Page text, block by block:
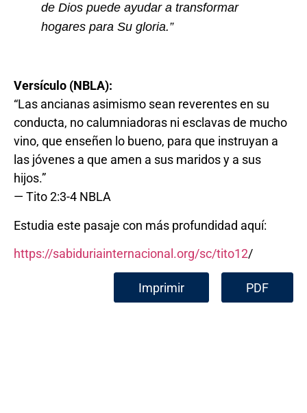
de Dios puede ayudar a transformar
hogares para Su gloria.”
Versículo (NBLA):
“Las ancianas asimismo sean reverentes en su
conducta, no calumniadoras ni esclavas de mucho
vino, que enseñen lo bueno, para que instruyan a
las jóvenes a que amen a sus maridos y a sus
hijos.”
— Tito 2:3-4 NBLA
Estudia este pasaje con más profundidad aquí:
https://sabiduriainternacional.org/sc/tito12/
Imprimir PDF